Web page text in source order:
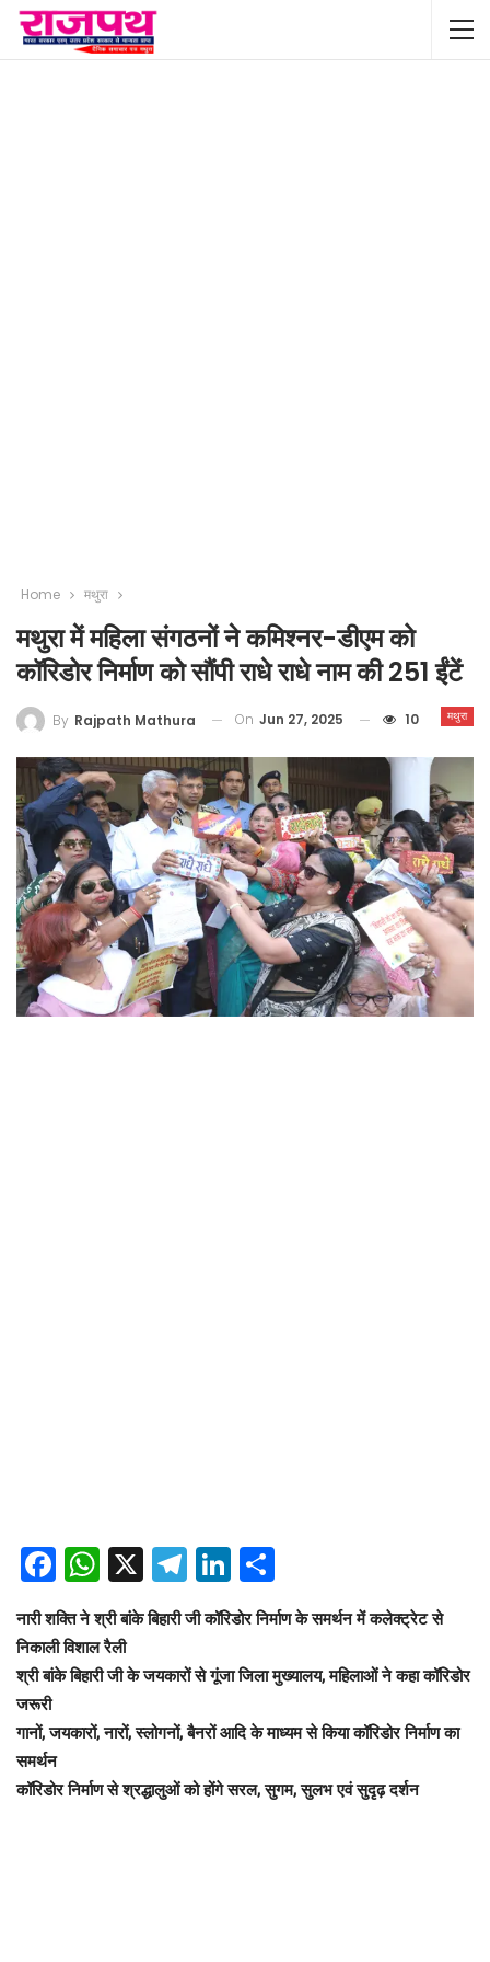
Home मथुरा
मथुरा में महिला संगठनों ने कमिश्नर-डीएम को
कॉरिडोर निर्माण को सौंपी राधे राधे नाम की 251 ईंटें
मथुरा
By Rajpath Mathura On Jun 27, 2025 10
Facebook
WhatsApp
X Telegram
LinkedIn
नारी शक्ति ने श्री बांके बिहारी जी कॉरिडोर निर्माण के समर्थन में कलेक्ट्रेट से
निकाली विशाल रैली
श्री बांके बिहारी जी के जयकारों से गूंजा जिला मुख्यालय, महिलाओं ने कहा कॉरिडोर
जरूरी
गानों, जयकारों, नारों, स्लोगनों, बैनरों आदि के माध्यम से किया कॉरिडोर निर्माण का
समर्थन
कॉरिडोर निर्माण से श्रद्धालुओं को होंगे सरल, सुगम, सुलभ एवं सुदृढ़ दर्शन